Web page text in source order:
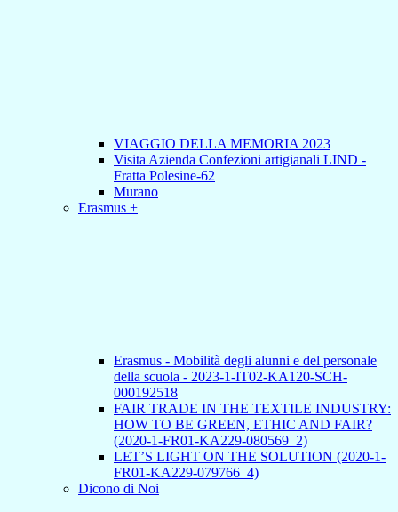
VIAGGIO DELLA MEMORIA 2023
Visita Azienda Confezioni artigianali LIND -
Fratta Polesine-62
Murano
Erasmus +
Erasmus - Mobilità degli alunni e del personale
della scuola - 2023-1-IT02-KA120-SCH-
000192518
FAIR TRADE IN THE TEXTILE INDUSTRY:
HOW TO BE GREEN, ETHIC AND FAIR?
(2020-1-FR01-KA229-080569_2)
LET’S LIGHT ON THE SOLUTION (2020-1-
FR01-KA229-079766_4)
Dicono di Noi